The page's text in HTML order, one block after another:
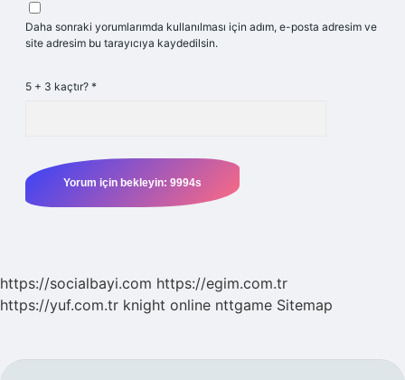
Daha sonraki yorumlarımda kullanılması için adım, e-posta adresim ve
site adresim bu tarayıcıya kaydedilsin.
5 + 3 kaçtır? *
https://socialbayi.com https://egim.com.tr
https://yuf.com.tr knight online nttgame Sitemap